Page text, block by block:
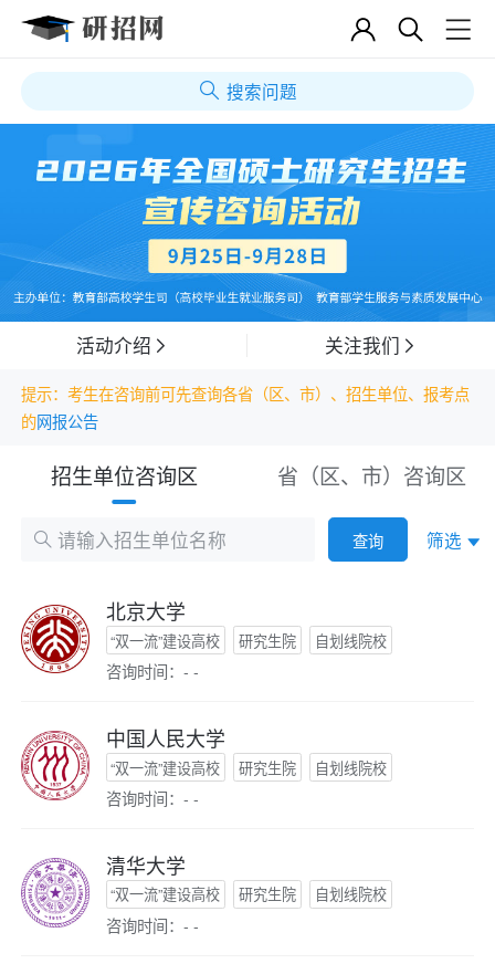
搜索问题
活动介绍 关注我们
提示：考生在咨询前可先查询各省（区、市）、招生单位、报考点
的网报公告
招生单位咨询区 省（区、市）咨询区
查询 筛选
北京大学
“双一流”建设高校 研究生院 自划线院校
咨询时间：- -
中国人民大学
“双一流”建设高校 研究生院 自划线院校
咨询时间：- -
清华大学
“双一流”建设高校 研究生院 自划线院校
咨询时间：- -